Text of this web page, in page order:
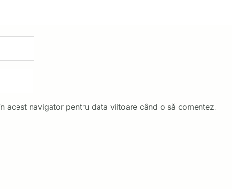
acest navigator pentru data viitoare când o să comentez.